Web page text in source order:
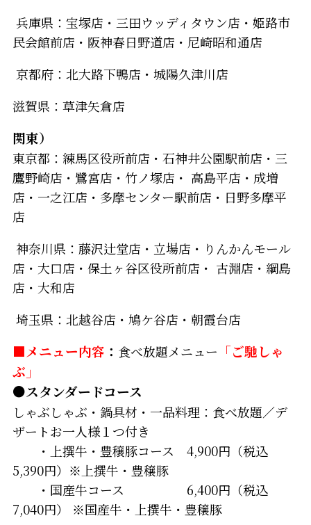
兵庫県：宝塚店・三田ウッディタウン店・姫路市
民会館前店・阪神春日野道店・尼崎昭和通店
京都府：北大路下鴨店・城陽久津川店
滋賀県：草津矢倉店
関東）
東京都：練馬区役所前店・石神井公園駅前店・三
鷹野崎店・鷺宮店・竹ノ塚店・ 高島平店・成増
店・一之江店・多摩センター駅前店・日野多摩平
店
神奈川県：藤沢辻堂店・立場店・りんかんモール
店・大口店・保土ヶ谷区役所前店・ 古淵店・綱島
店・大和店
埼玉県：北越谷店・鳩ケ谷店・朝霞台店
■メニュー内容 ： 食べ放題メニュー 「ご馳しゃ
ぶ」
●スタンダードコース
しゃぶしゃぶ・鍋具材・一品料理：食べ放題／デ
ザートお一人様１つ付き
・上撰牛・豊穣豚コース 4,900円（税込
5,390円）※上撰牛・豊穣豚
・国産牛コース 6,400円（税込
7,040円） ※国産牛・上撰牛・豊穣豚